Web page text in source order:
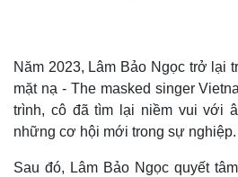
Bất động sản
Khởi nghiệp
Tỷ
Năm 2023, Lâm Bảo Ngọc trở lại
mặt nạ - The masked singer
trình, cô đã tìm lại niềm vui với
những cơ hội mới trong sự nghiệp.
Sau đó, Lâm Bảo Ngọc quyết